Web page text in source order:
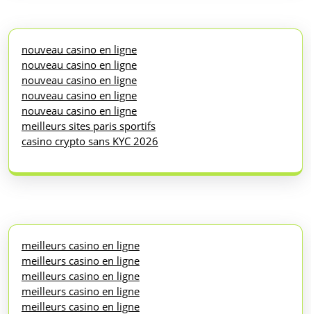
nouveau casino en ligne
nouveau casino en ligne
nouveau casino en ligne
nouveau casino en ligne
nouveau casino en ligne
meilleurs sites paris sportifs
casino crypto sans KYC 2026
meilleurs casino en ligne
meilleurs casino en ligne
meilleurs casino en ligne
meilleurs casino en ligne
meilleurs casino en ligne